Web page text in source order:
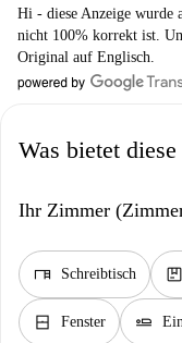
Hi - diese Anzeige wurde
nicht 100% korrekt ist.
Original auf Englisch.
Was bietet
Ihr Zimmer
desk Schreibtisch package
window_closed Fenster airline_seat_flat